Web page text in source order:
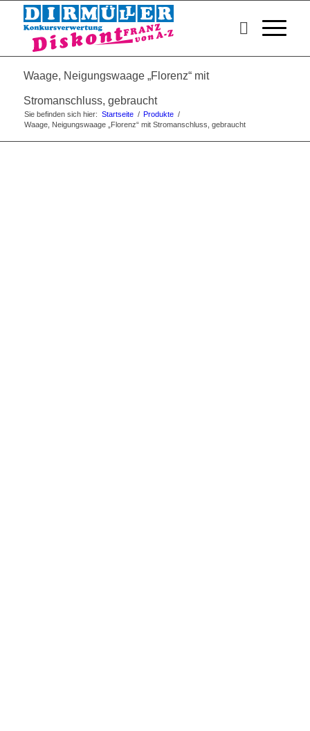
Waage, Neigungswaage „Florenz“ mit
Stromanschluss, gebraucht
Sie befinden sich hier: Startseite / Produkte /
Waage, Neigungswaage „Florenz“ mit Stromanschluss, gebraucht